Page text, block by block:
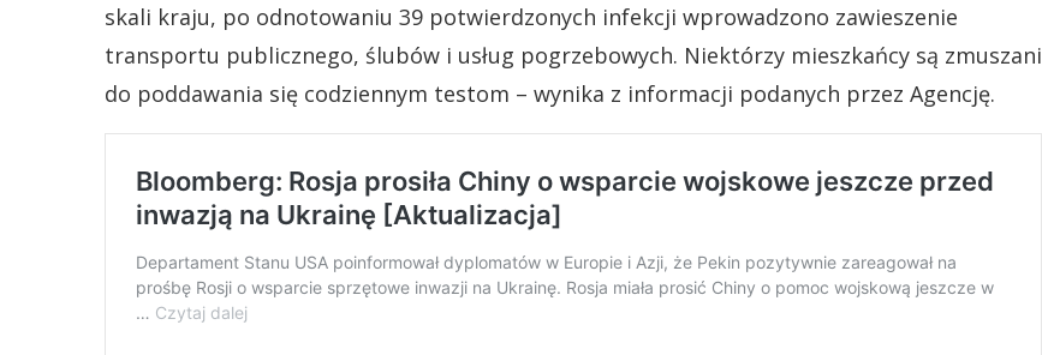
skali kraju, po odnotowaniu 39 potwierdzonych infekcji wprowadzono zawieszenie
transportu publicznego, ślubów i usług pogrzebowych. Niektórzy mieszkańcy są zmuszani
do poddawania się codziennym testom – wynika z informacji podanych przez Agencję.